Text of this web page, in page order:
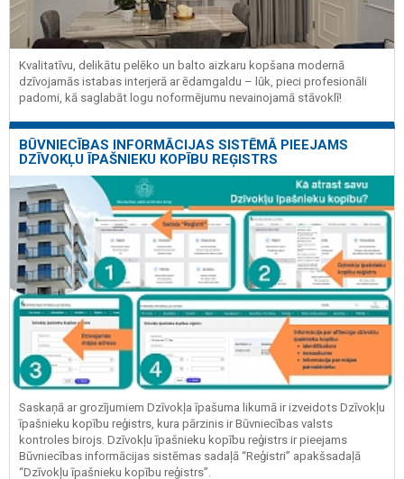
Kvalitatīvu, delikātu pelēko un balto aizkaru kopšana modernā
dzīvojamās istabas interjerā ar ēdamgaldu – lūk, pieci profesionāli
padomi, kā saglabāt logu noformējumu nevainojamā stāvoklī!
BŪVNIECĪBAS INFORMĀCIJAS SISTĒMĀ PIEEJAMS
DZĪVOKĻU ĪPAŠNIEKU KOPĪBU REĢISTRS
Saskaņā ar grozījumiem Dzīvokļa īpašuma likumā ir izveidots Dzīvokļu
īpašnieku kopību reģistrs, kura pārzinis ir Būvniecības valsts
kontroles birojs. Dzīvokļu īpašnieku kopību reģistrs ir pieejams
Būvniecības informācijas sistēmas sadaļā “Reģistri” apakšsadaļā
“Dzīvokļu īpašnieku kopību reģistrs”.